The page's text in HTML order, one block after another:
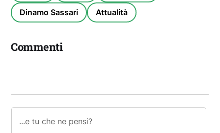
Dinamo Sassari Attualità
Commenti